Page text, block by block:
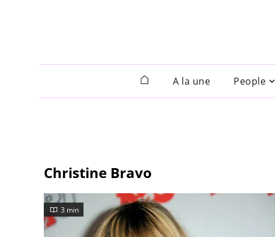
A la une People
Christine Bravo
3 min